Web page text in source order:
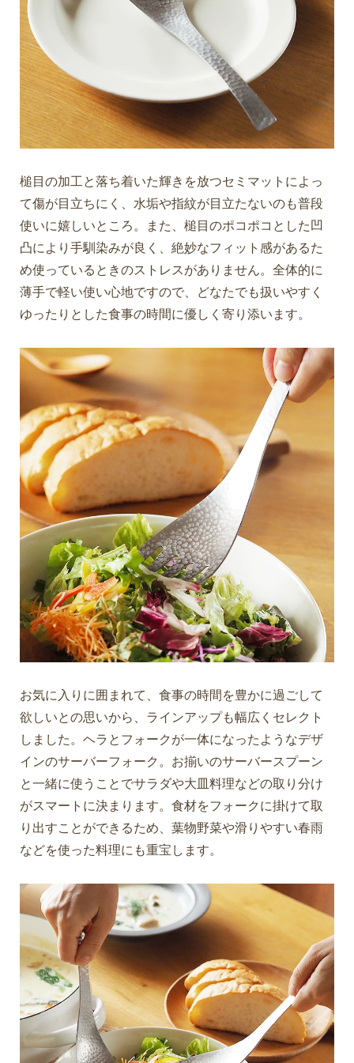
槌目の加工と落ち着いた輝きを放つセミマットによっ
て傷が目立ちにく、水垢や指紋が目立たないのも普段
使いに嬉しいところ。また、槌目のポコポコとした凹
凸により手馴染みが良く、絶妙なフィット感があるた
め使っているときのストレスがありません。全体的に
薄手で軽い使い心地ですので、どなたでも扱いやすく
ゆったりとした食事の時間に優しく寄り添います。
お気に入りに囲まれて、食事の時間を豊かに過ごして
欲しいとの思いから、ラインアップも幅広くセレクト
しました。ヘラとフォークが一体になったようなデザ
インのサーバーフォーク。お揃いのサーバースプーン
と一緒に使うことでサラダや大皿料理などの取り分け
がスマートに決まります。食材をフォークに掛けて取
り出すことができるため、葉物野菜や滑りやすい春雨
などを使った料理にも重宝します。